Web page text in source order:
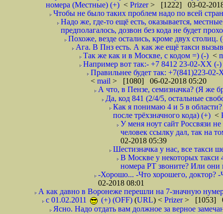
номера (Местные) (+) < Prizer> [1222] 03-02-
Чтобы не было таких проблем надо по всей
Надо же, где-то ещё есть, оказывается,
предполагалось, дозвон без кода не будет
Похоже, везде остались, кроме двух
Ага. В Пнз есть. А как же ещё такси
Так же как и в Москве, с кодом =) (-) <
Например вот так:- +7 8412 23-02-ХХ (-
Правильнее будет так: +7(841)223-
< mail > [1080] 06-02-2018 05:20
А что, в Пензе, семизначка? (Я же
Да, код 841 (2/4/5, остальные
Как я понимаю 4 и 5 в
после трёхзначного кода) (+) <
У меня ноут сайт Россвязи
человек ссылку дал, так на
02-2018 05:39
Шестизначка у нас, все такси
В Москве у некоторых такси
номера РТ звоните? Или они
-Хорошо... -Что хорошего, доктор?
02-2018 08:01
А как давно в Воронеже перешли на 7-значную
с 01.02.2011
(+) (OFF) (URL) < Prizer> [1053]
Ясно. Надо отдать вам должное за верное